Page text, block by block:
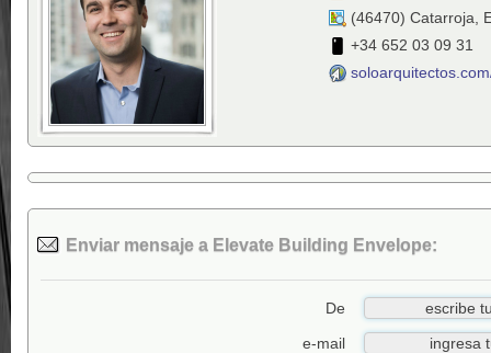
(46470) Catarroja
+34 652 03 09 31
Enviar mensaje a Elevate Building Envelope:
De
e-mail